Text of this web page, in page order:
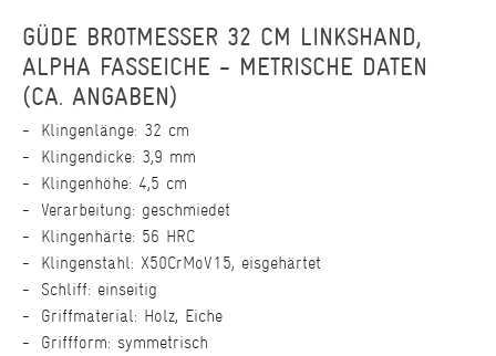
GÜDE BROTMESSER 32 CM LINKSHAND,
ALPHA FASSEICHE - METRISCHE DATEN
(CA. ANGABEN)
Klingenlänge: 32 cm
Klingendicke: 3,9 mm
Klingenhöhe: 4,5 cm
Verarbeitung: geschmiedet
Klingenhärte: 56 HRC
Klingenstahl: X50CrMoV15, eisgehärtet
Schliff: einseitig
Griffmaterial: Holz, Eiche
Griffform: symmetrisch